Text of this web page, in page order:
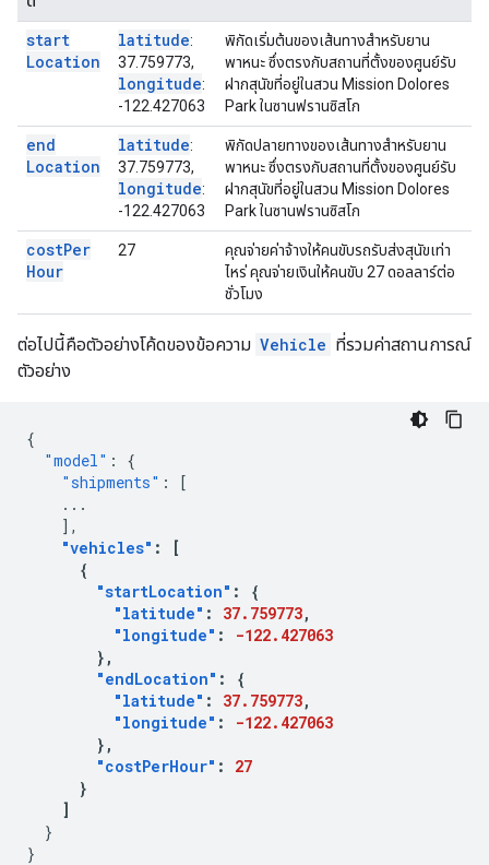
start
Location
latitude:
37.759773,
longitude:
-122.427063
พิกัดเริ่มต้นของเส้นทางสำหรับยาน
พาหนะ ซึ่งตรงกับสถานที่ตั้งของศูนย์รับ
ฝากสุนัขที่อยู่ในสวน Mission Dolores
Park ในซานฟรานซิสโก
end
Location
latitude:
37.759773,
longitude:
-122.427063
พิกัดปลายทางของเส้นทางสำหรับยาน
พาหนะ ซึ่งตรงกับสถานที่ตั้งของศูนย์รับ
ฝากสุนัขที่อยู่ในสวน Mission Dolores
Park ในซานฟรานซิสโก
costPer
Hour
27
คุณจ่ายค่าจ้างให้คนขับรถรับส่งสุนัขเท่า
ไหร่ คุณจ่ายเงินให้คนขับ 27 ดอลลาร์ต่อ
ชั่วโมง
ต่อไปนี้คือตัวอย่างโค้ดของข้อความ Vehicle ที่รวมค่าสถานการณ์
ตัวอย่าง
{
"model" :
{
"shipments" :
[
...
],
"vehicles" :
[
{
"startLocation" :
{
"latitude" : 37.759773,
"longitude" :
-122.427063
},
"endLocation" :
{
"latitude" : 37.759773,
"longitude" :
-122.427063
},
"costPerHour" :
27
}
]
}
}